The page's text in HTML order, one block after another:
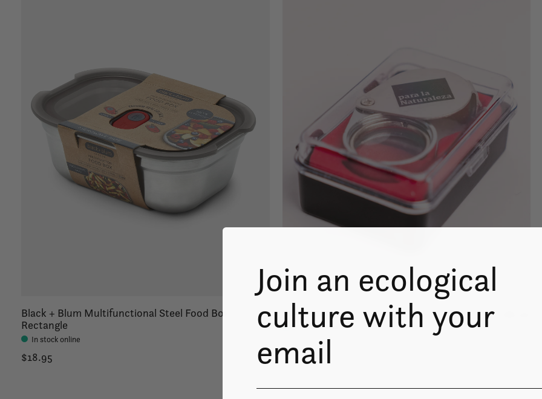
Black + Blum Multifunctional Steel Food Box
Rectangle
In stock online
$18.95
Portable loupe
In stock online
Join an ecological
culture with your
email